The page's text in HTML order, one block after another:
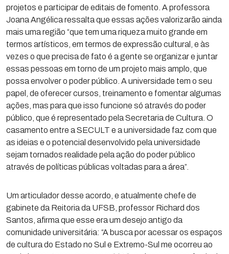
projetos e participar de editais de fomento. A professora
Joana Angélica ressalta que essas ações valorizarão ainda
mais uma região “que tem uma riqueza muito grande em
termos artísticos, em termos de expressão cultural, e às
vezes o que precisa de fato é a gente se organizar e juntar
essas pessoas em torno de um projeto mais amplo, que
possa envolver o poder público. A universidade tem o seu
papel, de oferecer cursos, treinamento e fomentar algumas
ações, mas para que isso funcione só através do poder
público, que é representado pela Secretaria de Cultura. O
casamento entre a SECULT e a universidade faz com que
as ideias e o potencial desenvolvido pela universidade
sejam tornados realidade pela ação do poder público
através de políticas públicas voltadas para a área”.
Um articulador desse acordo, e atualmente chefe de
gabinete da Reitoria da UFSB, professor Richard dos
Santos, afirma que esse era um desejo antigo da
comunidade universitária: “A busca por acessar os espaços
de cultura do Estado no Sul e Extremo-Sul me ocorreu ao